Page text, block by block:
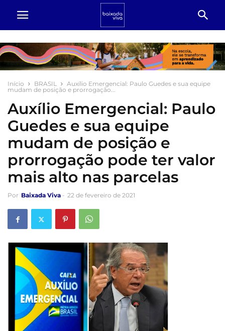
Início BRASIL
Auxílio Emergencial: Paulo Guedes e sua equipe
mudam de posição e prorrogação...
Auxílio Emergencial: Paulo
Guedes e sua equipe
mudam de posição e
prorrogação pode ter valor
mais alto nas parcelas
Por Baixada Viva - 22 de fevereiro de 2021